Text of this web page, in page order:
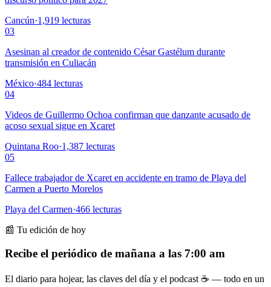
Cancún·1,919 lecturas
03
Asesinan al creador de contenido César Gastélum durante
transmisión en Culiacán
México·484 lecturas
04
Videos de Guillermo Ochoa confirman que danzante acusado de
acoso sexual sigue en Xcaret
Quintana Roo·1,387 lecturas
05
Fallece trabajador de Xcaret en accidente en tramo de Playa del
Carmen a Puerto Morelos
Playa del Carmen·466 lecturas
📰 Tu edición de hoy
Recibe el periódico de mañana a las 7:00 am
El diario para hojear, las claves del día y el podcast ☕ — todo en un